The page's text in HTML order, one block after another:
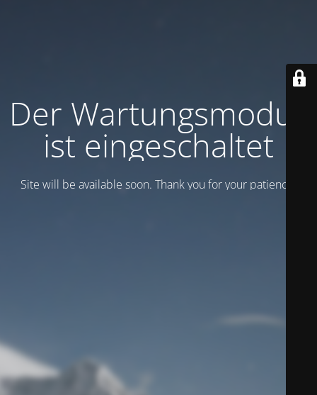
Der Wartungsmodus
ist eingeschaltet
Site will be available soon. Thank you for your patience!